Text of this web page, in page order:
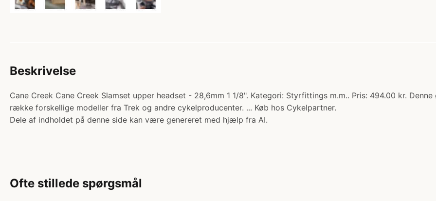
Beskrivelse
Cane Creek Cane Creek Slamset upper headset - 28,6mm 1 1/8". Kategori: Styrfittings m.m.. Pris: 494.00 kr.
række forskellige modeller fra Trek og andre cykelproducenter. ... Køb hos Cykelpartner.
Dele af indholdet på denne side kan være genereret med hjælp fra AI.
Ofte stillede spørgsmål